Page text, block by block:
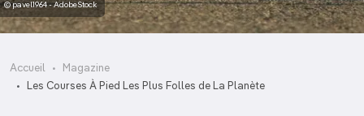
© pavel1964 - AdobeStock
Accueil
Magazine
Les Courses À Pied Les Plus Folles de La Planète